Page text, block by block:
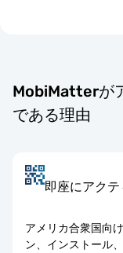
MobiMatterが
である理由
即座にアクテ
アメリカ合衆国向
ン、インストール